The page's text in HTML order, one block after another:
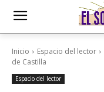
Inicio Espacio del lector
de Castilla
Espacio del lector